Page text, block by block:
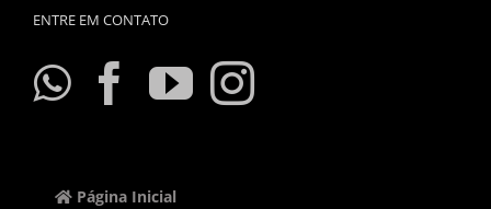
ENTRE EM CONTATO
Página Inicial